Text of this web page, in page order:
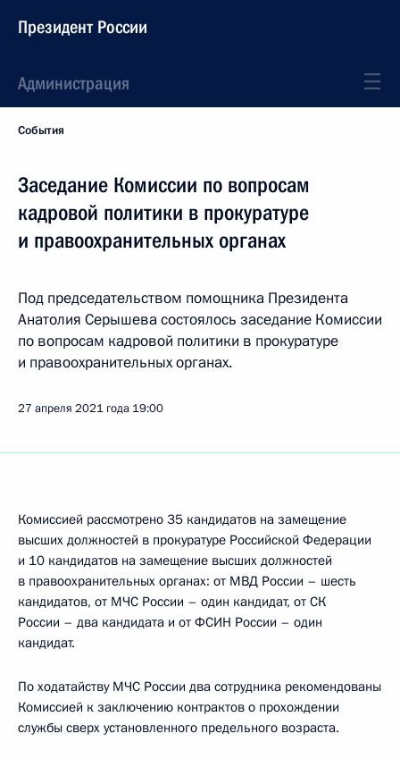
Президент России
Администрация
События
Заседание Комиссии по вопросам
кадровой политики в прокуратуре
и правоохранительных органах
Под председательством помощника Президента
Анатолия Серышева состоялось заседание Комиссии
по вопросам кадровой политики в прокуратуре
и правоохранительных органах.
27 апреля 2021 года 19:00
Комиссией рассмотрено 35 кандидатов на замещение
высших должностей в прокуратуре Российской Федерации
и 10 кандидатов на замещение высших должностей
в правоохранительных органах: от МВД России – шесть
кандидатов, от МЧС России – один кандидат, от СК
России – два кандидата и от ФСИН России – один
кандидат.
По ходатайству МЧС России два сотрудника рекомендованы
Комиссией к заключению контрактов о прохождении
службы сверх установленного предельного возраста.